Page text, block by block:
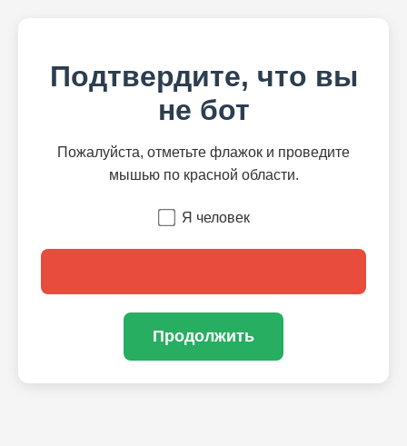
Подтвердите, что вы
не бот
Пожалуйста, отметьте флажок и проведите
мышью по красной области.
Я человек
Продолжить